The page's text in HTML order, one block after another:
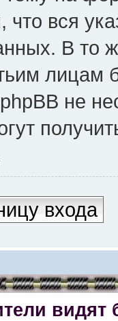
что вся
В
лицам
не
входа
видят